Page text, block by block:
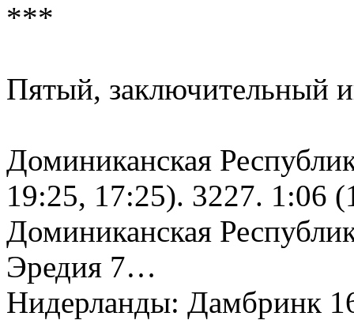
***
Пятый, заключительный
Доминиканская
19:25, 17:25). 3227. 1:06
Доминиканская
Эредия 7…
Нидерланды: Дамбринк